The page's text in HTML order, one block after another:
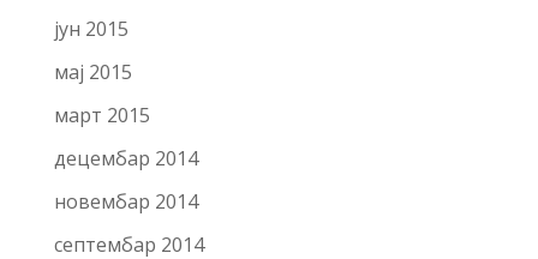
јун 2015
мај 2015
март 2015
децембар 2014
новембар 2014
септембар 2014